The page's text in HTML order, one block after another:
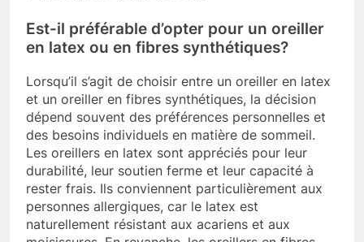
Est-il préférable d’opter pour un oreiller
en latex ou en fibres synthétiques?
Lorsqu’il s’agit de choisir entre un oreiller en latex
et un oreiller en fibres synthétiques, la décision
dépend souvent des préférences personnelles et
des besoins individuels en matière de sommeil.
Les oreillers en latex sont appréciés pour leur
durabilité, leur soutien ferme et leur capacité à
rester frais. Ils conviennent particulièrement aux
personnes allergiques, car le latex est
naturellement résistant aux acariens et aux